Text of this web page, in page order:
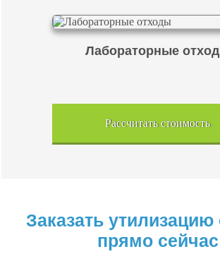
Лабораторные
Рассчитать стоимость
Заказать утилизацию
прямо сейчас